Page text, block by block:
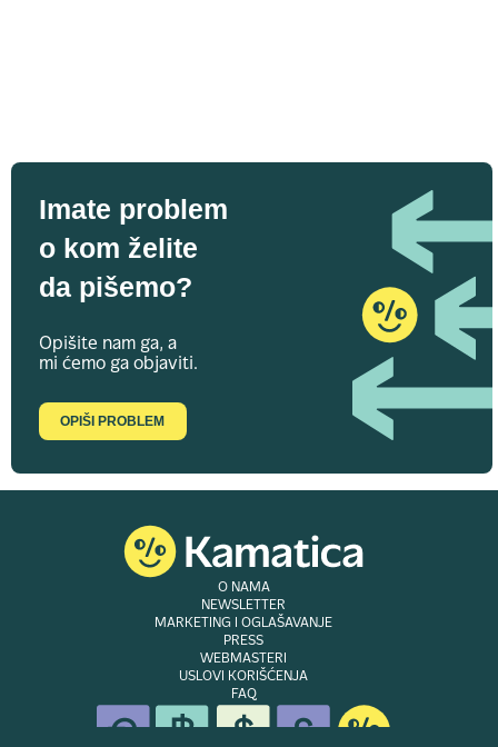
Imate problem
o kom želite
da pišemo?
Opišite nam ga, a
mi ćemo ga objaviti.
OPIŠI PROBLEM
O NAMA
NEWSLETTER
MARKETING I OGLAŠAVANJE
PRESS
WEBMASTERI
USLOVI KORIŠĆENJA
FAQ